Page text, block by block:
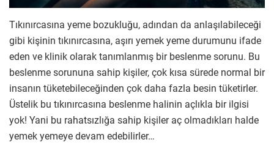
Tıkınırcasına yeme bozukluğu, adından da anlaşılabileceği
gibi kişinin tıkınırcasına, aşırı yemek yeme durumunu ifade
eden ve klinik olarak tanımlanmış bir beslenme sorunu. Bu
beslenme sorununa sahip kişiler, çok kısa sürede normal bir
insanın tüketebileceğinden çok daha fazla besin tüketirler.
Üstelik bu tıkınırcasına beslenme halinin açlıkla bir ilgisi
yok! Yani bu rahatsızlığa sahip kişiler aç olmadıkları halde
yemek yemeye devam edebilirler…